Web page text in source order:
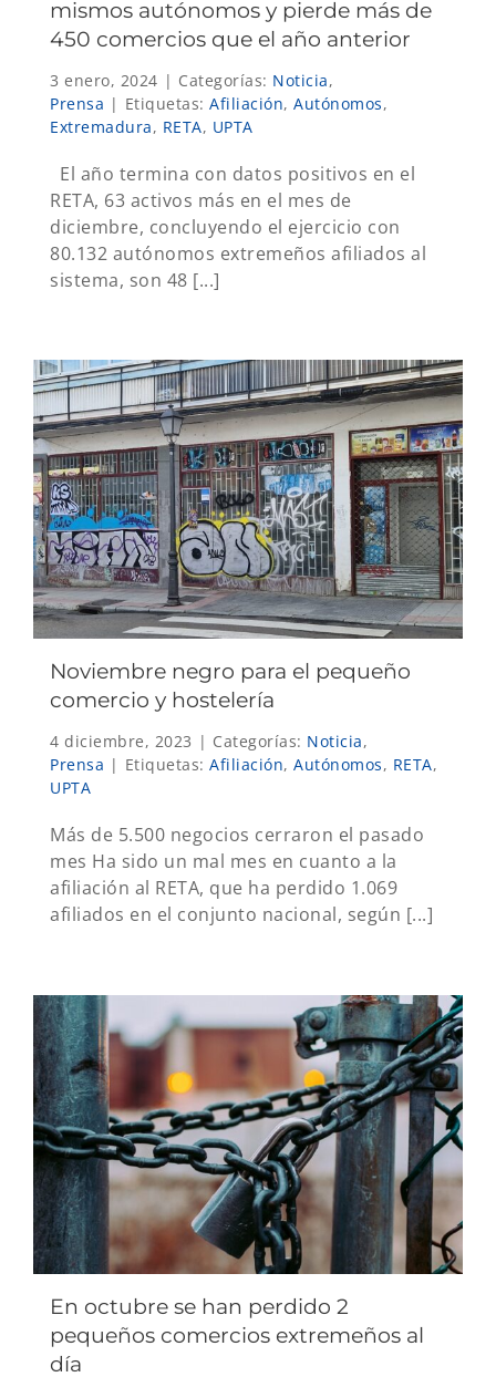
mismos autónomos y pierde más de
450 comercios que el año anterior
3 enero, 2024 | Categorías: Noticia,
Prensa | Etiquetas: Afiliación, Autónomos,
Extremadura, RETA, UPTA
El año termina con datos positivos en el
RETA, 63 activos más en el mes de
diciembre, concluyendo el ejercicio con
80.132 autónomos extremeños afiliados al
sistema, son 48 [...]
Noviembre negro para el pequeño
comercio y hostelería
4 diciembre, 2023 | Categorías: Noticia,
Prensa | Etiquetas: Afiliación, Autónomos, RETA,
UPTA
Más de 5.500 negocios cerraron el pasado
mes Ha sido un mal mes en cuanto a la
afiliación al RETA, que ha perdido 1.069
afiliados en el conjunto nacional, según [...]
En octubre se han perdido 2
pequeños comercios extremeños al
día